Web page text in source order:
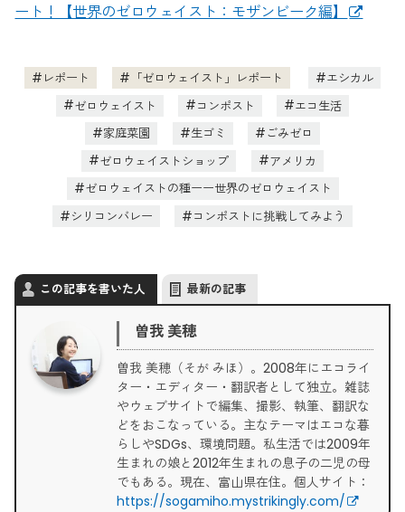
ート！【世界のゼロウェイスト：モザンビーク編】
レポート 「ゼロウェイスト」レポート
エシカル
ゼロウェイスト
コンポスト
エコ生活
家庭菜園
生ゴミ
ごみゼロ
ゼロウェイストショップ
アメリカ
ゼロウェイストの種ーー世界のゼロウェイスト
シリコンバレー
コンポストに挑戦してみよう
この記事を書いた人 最新の記事
曽我 美穂
曽我 美穂（そが みほ）。2008年にエコライ
ター・エディター・翻訳者として独立。雑誌
やウェブサイトで編集、撮影、執筆、翻訳な
どをおこなっている。主なテーマはエコな暮
らしやSDGs、環境問題。私生活では2009年
生まれの娘と2012年生まれの息子の二児の母
でもある。現在、富山県在住。個人サイト：
https://sogamiho.mystrikingly.com/